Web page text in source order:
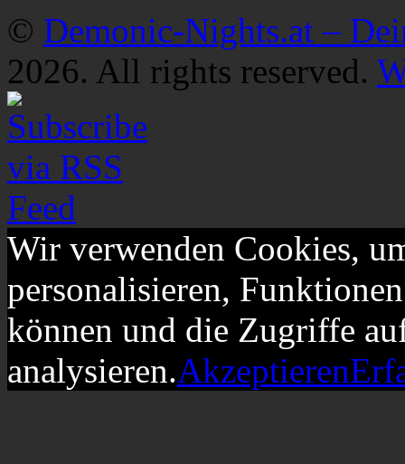
© Demonic-Nights.at –
2026. All rights reserved.
Wir verwenden Cookies,
personalisieren,
können und die Zugriffe
analysieren.Akzeptieren